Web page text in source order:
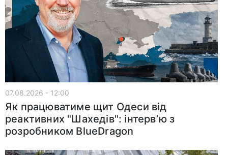
07.08.2026 - 12:00
Як працюватиме щит Одеси від
реактивних "Шахедів": інтервʼю з
розробником BlueDragon